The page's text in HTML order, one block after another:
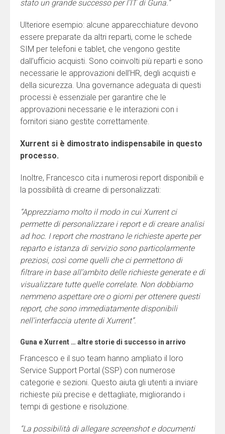
stato un grande successo per l’IT di Guna.”
Ulteriore esempio: alcune apparecchiature devono
essere preparate da altri reparti, come le schede
SIM per telefoni e tablet, che vengono gestite
dall’ufficio acquisti. Sono coinvolti più reparti e sono
necessarie le approvazioni dell’HR, degli acquisti e
della sicurezza. Una governance adeguata di questi
processi è essenziale per garantire che le
approvazioni necessarie e le interazioni con i
fornitori siano gestite correttamente.
Xurrent si è dimostrato indispensabile in questo
processo.
Inoltre, Francesco cita i numerosi report disponibili e
la possibilità di crearne di personalizzati:
“Apprezziamo molto il modo in cui Xurrent ci
permette di personalizzare i report e di creare analisi
ad hoc. I report che mostrano le richieste aperte per
reparto e istanza di servizio sono particolarmente
preziosi, così come quelli che ci permettono di
filtrare in base all’ambito delle richieste generate e di
visualizzare tutte quelle correlate. Non dobbiamo
nemmeno aspettare ore o giorni per ottenere questi
report, che sono immediatamente disponibili
nell’interfaccia utente di Xurrent”.
Guna e Xurrent … altre storie di successo in arrivo
Francesco e il suo team hanno ampliato il loro
Service Support Portal (SSP) con numerose
categorie e sezioni. Questo aiuta gli utenti a inviare
richieste più precise e dettagliate, migliorando i
tempi di gestione e risoluzione.
“La possibilità di allegare screenshot e documenti